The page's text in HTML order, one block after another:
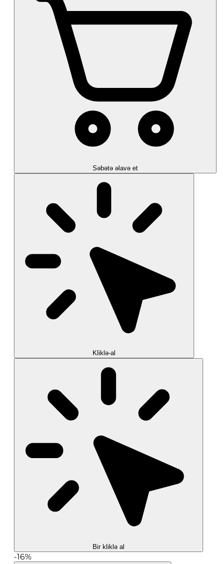
Səbətə əlavə et
Kliklə-al
Bir kliklə al
-16%